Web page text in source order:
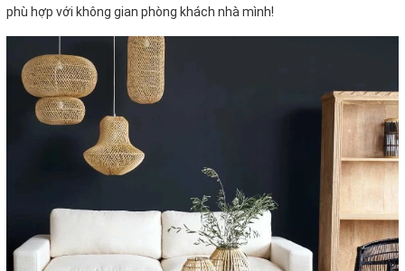
phù hợp với không gian phòng khách nhà mình!